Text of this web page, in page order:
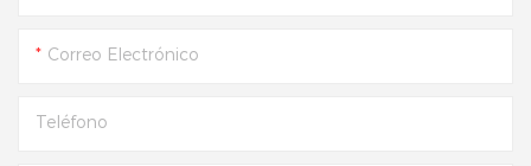
Correo Electrónico
Teléfono